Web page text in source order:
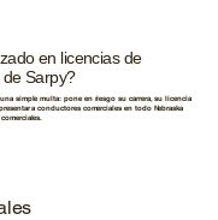
en licencias de
Sarpy?
simple multa: pone en riesgo su carrera, su licencia
a conductores comerciales en todo Nebraska